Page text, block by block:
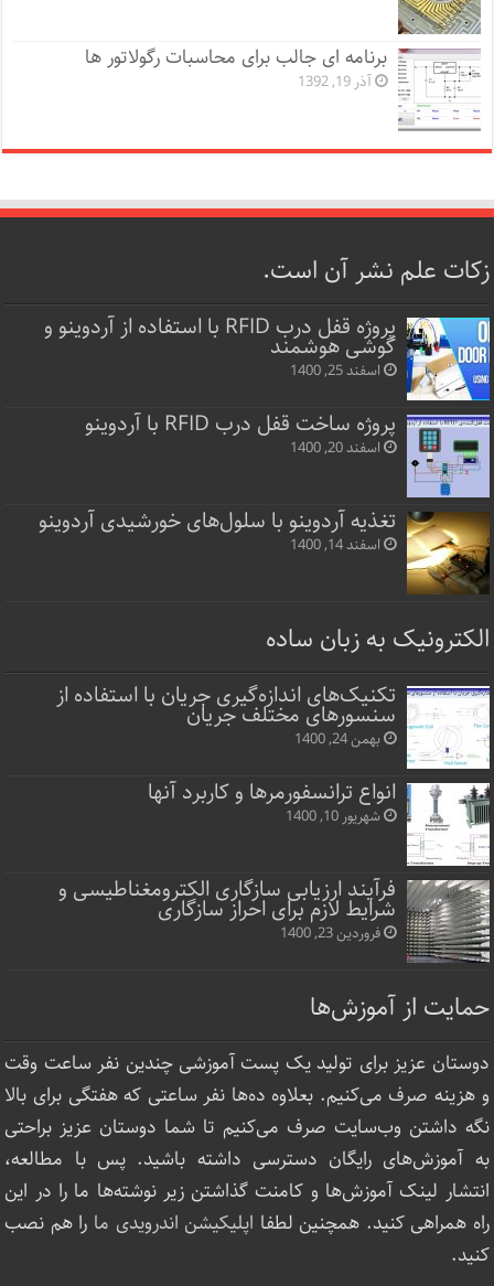
برنامه ای جالب برای محاسبات رگولاتور ها
آذر 19, 1392
زکات علم نشر آن است.
پروژه قفل‌ درب RFID با استفاده از آردوینو و
گوشی هوشمند
اسفند 25, 1400
پروژه ساخت قفل‌ درب RFID با آردوینو
اسفند 20, 1400
تغذیه آردوینو با سلول‌های خورشیدی آردوینو
اسفند 14, 1400
الکترونیک به زبان ساده
تکنیک‌های اندازه‌گیری جریان با استفاده از
سنسورهای مختلف جریان
بهمن 24, 1400
انواع ترانسفورمرها و کاربرد آنها
شهریور 10, 1400
فرآیند ارزیابی سازگاری الکترومغناطیسی و
شرایط لازم برای احراز سازگاری
فروردین 23, 1400
حمایت از آموزش‌ها
دوستان عزیز برای تولید یک پست آموزشی چندین نفر ساعت‌ وقت
و هزینه صرف می‌کنیم. بعلاوه ده‌ها نفر ساعتی که هفتگی برای بالا
نگه داشتن وب‌سایت صرف ‌می‌کنیم تا شما دوستان عزیز براحتی
به آموزش‌های رایگان دسترسی داشته باشید. پس با مطالعه،
انتشار لینک‌ آموزش‌ها و کامنت گذاشتن زیر نوشته‌‌ها ما را در این
راه همراهی کنید. همچنین لطفا اپلیکیشن اندرویدی ما را هم نصب
کنید.